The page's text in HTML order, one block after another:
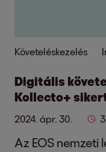
Követeléskezelés
Digitális
Kollecto+
2024. ápr. 30.
Az EOS